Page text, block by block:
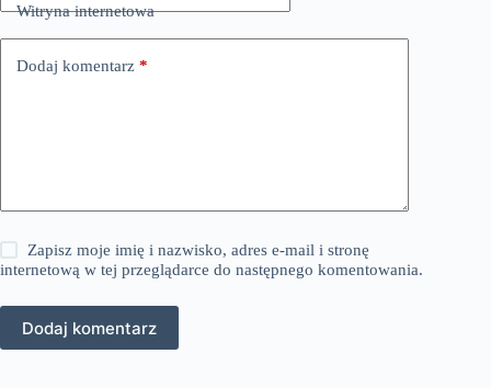
Witryna internetowa
Dodaj komentarz *
Zapisz moje imię i nazwisko, adres e-mail i stronę
internetową w tej przeglądarce do następnego komentowania.
Dodaj komentarz